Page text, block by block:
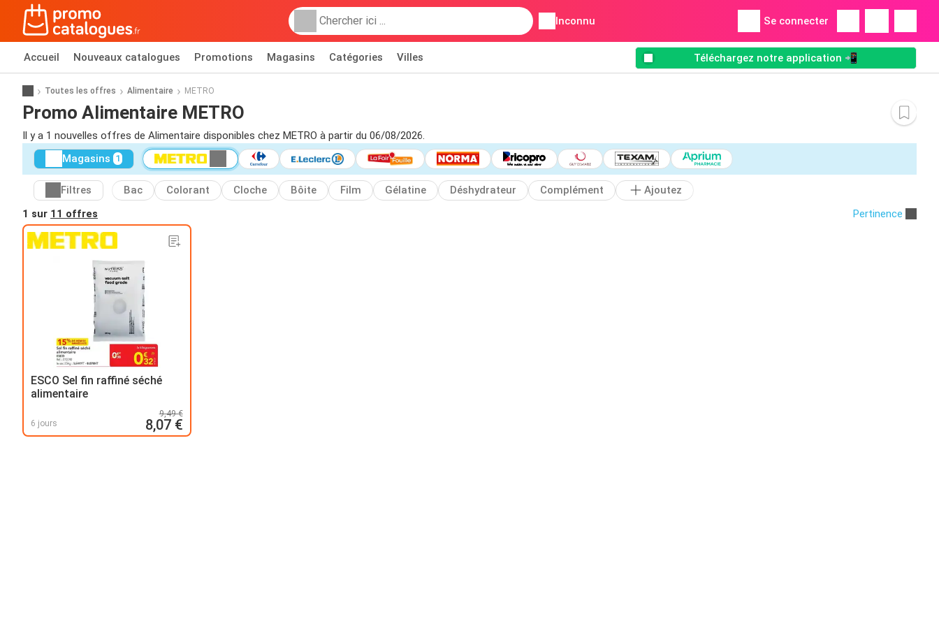
Inconnu Se connecter
Accueil Nouveaux catalogues Promotions Magasins Catégories Villes Téléchargez notre application 📲
Toutes les offres Alimentaire METRO
Promo Alimentaire METRO
Il y a 1 nouvelles offres de Alimentaire disponibles chez METRO à partir du 06/08/2026.
Magasins 1
Filtres Bac Colorant Cloche Bôite Film Gélatine Déshydrateur Complément
Ajoutez
1 sur 11 offres Pertinence
ESCO Sel fin raffiné séché
alimentaire
6 jours
9,49 €
8,07 €